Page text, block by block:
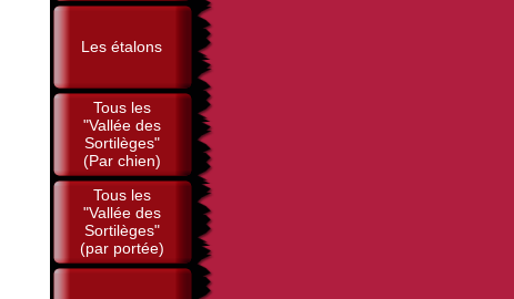
Les étalons
Tous les
"Vallée des
Sortilèges"
(Par chien)
Tous les
"Vallée des
Sortilèges"
(par portée)